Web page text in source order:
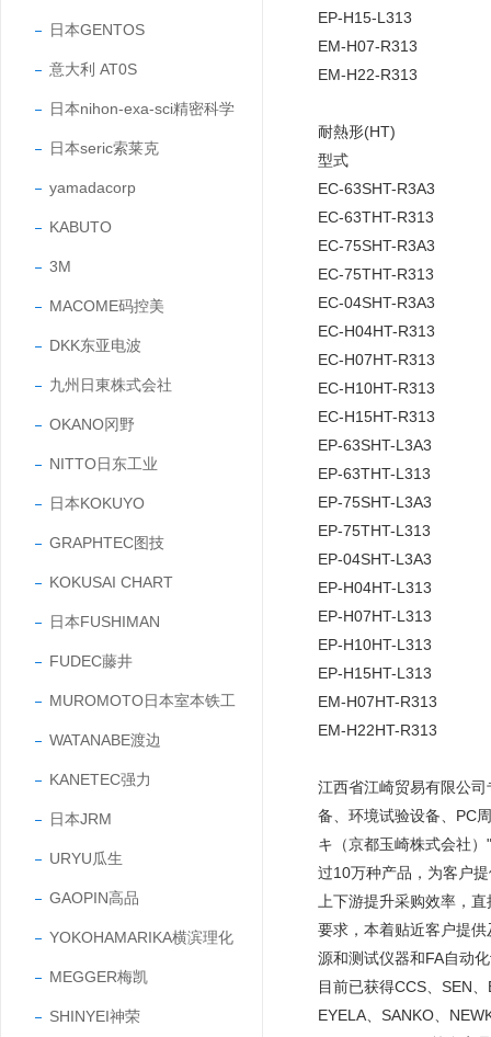
日本GENTOS
意大利 AT0S
日本nihon-exa-sci精密科学
日本seric索莱克
yamadacorp
KABUTO
3M
MACOME码控美
DKK东亚电波
九州日東株式会社
OKANO冈野
NITTO日东工业
日本KOKUYO
GRAPHTEC图技
KOKUSAI CHART
日本FUSHIMAN
FUDEC藤井
MUROMOTO日本室本铁工
WATANABE渡边
KANETEC强力
日本JRM
URYU瓜生
GAOPIN高品
YOKOHAMARIKA横滨理化
MEGGER梅凯
SHINYEI神荣
EP-H15-L313
EM-H07-R313
EM-H22-R313
耐熱形(HT)
型式
EC-63SHT-R3A3
EC-63THT-R313
EC-75SHT-R3A3
EC-75THT-R313
EC-04SHT-R3A3
EC-H04HT-R313
EC-H07HT-R313
EC-H10HT-R313
EC-H15HT-R313
EP-63SHT-L3A3
EP-63THT-L313
EP-75SHT-L3A3
EP-75THT-L313
EP-04SHT-L3A3
EP-H04HT-L313
EP-H07HT-L313
EP-H10HT-L313
EP-H15HT-L313
EM-H07HT-R313
EM-H22HT-R313
江西省江崎贸易有限公
备、环境试验设备、PC
キ（京都玉崎株式会社
过10万种产品，为客户
上下游提升采购效率，
要求，本着贴近客户提
源和测试仪器和FA自动
目前已获得CCS、SEN
EYELA、SANKO、